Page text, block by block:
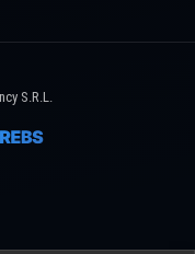
S.R.L.